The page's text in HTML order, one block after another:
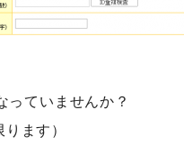
っていませんか？
ます）